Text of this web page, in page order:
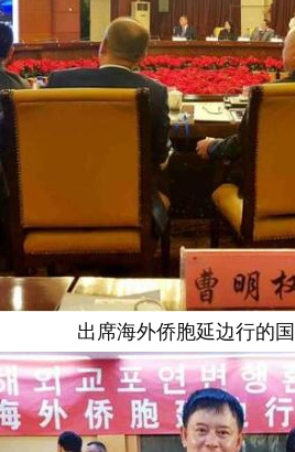
出席海外侨胞延边行的国